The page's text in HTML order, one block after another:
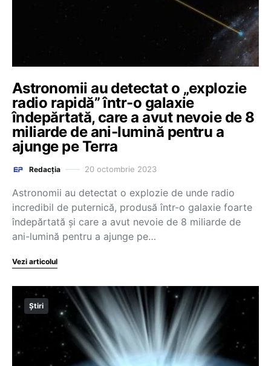
Astronomii au detectat o „explozie
radio rapidă” într-o galaxie
îndepărtată, care a avut nevoie de 8
miliarde de ani-lumină pentru a
ajunge pe Terra
Redacția 20 octombrie 2023
Astronomii au detectat o explozie de unde radio
incredibil de puternică, produsă într-o galaxie foarte
îndepărtată şi care a avut nevoie de 8 miliarde de
ani-lumină pentru a ajunge pe…
Vezi articolul
Știri